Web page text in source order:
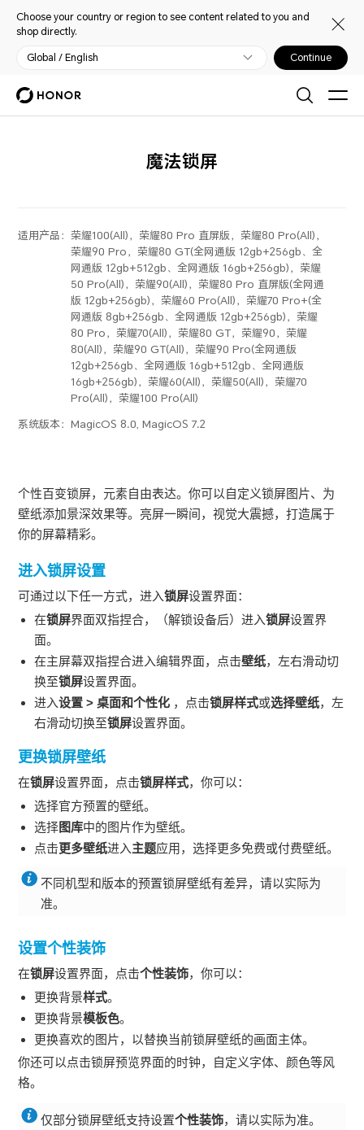
Choose your country or region to see content related to you and
shop directly.
Global / English Continue
魔法锁屏
适用产品： 荣耀100(All)，荣耀80 Pro 直屏版，荣耀80 Pro(All)，
荣耀90 Pro，荣耀80 GT(全网通版 12gb+256gb、全
网通版 12gb+512gb、全网通版 16gb+256gb)，荣耀
50 Pro(All)，荣耀90(All)，荣耀80 Pro 直屏版(全网通
版 12gb+256gb)，荣耀60 Pro(All)，荣耀70 Pro+(全
网通版 8gb+256gb、全网通版 12gb+256gb)，荣耀
80 Pro，荣耀70(All)，荣耀80 GT，荣耀90，荣耀
80(All)，荣耀90 GT(All)，荣耀90 Pro(全网通版
12gb+256gb、全网通版 16gb+512gb、全网通版
16gb+256gb)，荣耀60(All)，荣耀50(All)，荣耀70
Pro(All)，荣耀100 Pro(All)
系统版本：MagicOS 8.0, MagicOS 7.2
个性百变锁屏，元素自由表达。你可以自定义锁屏图片、为
壁纸添加景深效果等。亮屏一瞬间，视觉大震撼，打造属于
你的屏幕精彩。
进入锁屏设置
可通过以下任一方式，进入锁屏设置界面：
在锁屏界面双指捏合，（解锁设备后）进入锁屏设置界
面。
在主屏幕双指捏合进入编辑界面，点击壁纸，左右滑动切
换至锁屏设置界面。
进入设置 >桌面和个性化 ，点击锁屏样式或选择壁纸，左
右滑动切换至锁屏设置界面。
更换锁屏壁纸
在锁屏设置界面，点击锁屏样式，你可以：
选择官方预置的壁纸。
选择图库中的图片作为壁纸。
点击更多壁纸进入主题应用，选择更多免费或付费壁纸。
不同机型和版本的预置锁屏壁纸有差异，请以实际为
准。
设置个性装饰
在锁屏设置界面，点击个性装饰，你可以：
更换背景样式。
更换背景模板色。
更换喜欢的图片，以替换当前锁屏壁纸的画面主体。
你还可以点击锁屏预览界面的时钟，自定义字体、颜色等风
格。
仅部分锁屏壁纸支持设置个性装饰，请以实际为准。